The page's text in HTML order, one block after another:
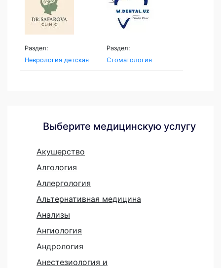
Раздел:
Неврология детская
Раздел:
Стоматология
Выберите медицинскую услугу
Акушерство
Алгология
Аллергология
Альтернативная медицина
Анализы
Ангиология
Андрология
Анестезиология и